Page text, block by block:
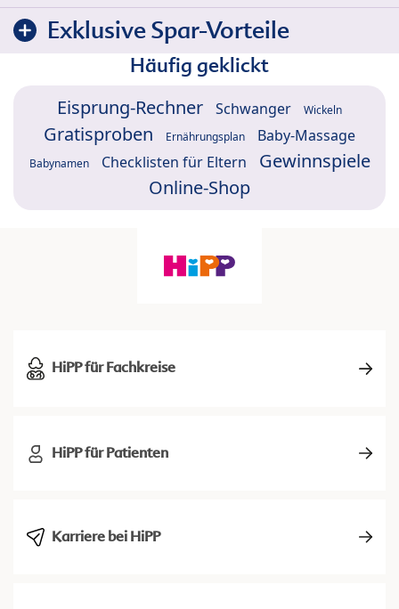
Exklusive Spar-Vorteile
Häufig geklickt
Eisprung-Rechner Schwanger Wickeln
Gratisproben Ernährungsplan Baby-Massage
Babynamen Checklisten für Eltern
Gewinnspiele
Online-Shop
HiPP für Fachkreise
HiPP für Patienten
Karriere bei HiPP